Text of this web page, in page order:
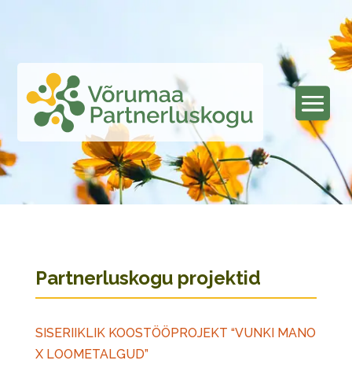
Partnerluskogu projektid
SISERIIKLIK KOOSTÖÖPROJEKT “VUNKI MANO
X LOOMETALGUD”